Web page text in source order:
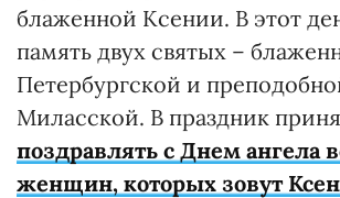
блаженной Ксении. В этот
память двух святых –
Петербургской и
Миласской. В праздник
поздравлять с Днем ангела
женщин, которых зовут